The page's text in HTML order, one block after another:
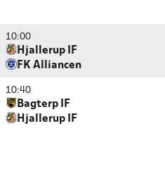
10:00
Hjallerup IF
FK Alliancen
10:40
Bagterp IF
Hjallerup IF